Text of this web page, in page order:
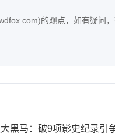
的观点，如有疑问
黑马：破9项影史纪录引